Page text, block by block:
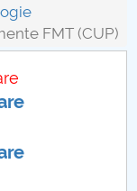
FMT (CUP)